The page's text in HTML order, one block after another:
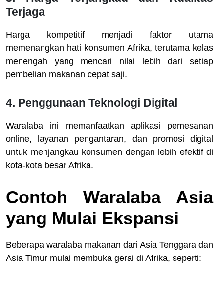
Terjaga
Harga kompetitif menjadi faktor utama
memenangkan hati konsumen Afrika, terutama kelas
menengah yang mencari nilai lebih dari setiap
pembelian makanan cepat saji.
4. Penggunaan Teknologi Digital
Waralaba ini memanfaatkan aplikasi pemesanan
online, layanan pengantaran, dan promosi digital
untuk menjangkau konsumen dengan lebih efektif di
kota-kota besar Afrika.
Contoh Waralaba Asia
yang Mulai Ekspansi
Beberapa waralaba makanan dari Asia Tenggara dan
Asia Timur mulai membuka gerai di Afrika, seperti: